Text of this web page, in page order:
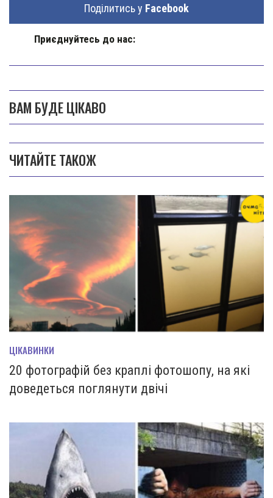
Поділитись у Facebook
Приєднуйтесь до нас:
ВАМ БУДЕ ЦІКАВО
ЧИТАЙТЕ ТАКОЖ
ЦІКАВИНКИ
20 фотографій без краплі фотошопу, на які
доведеться поглянути двічі